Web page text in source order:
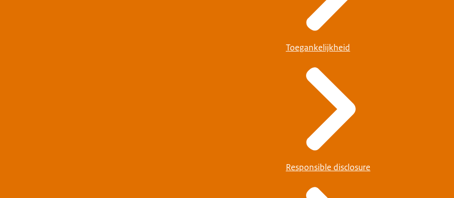
Toegankelijkheid
Responsible disclosure